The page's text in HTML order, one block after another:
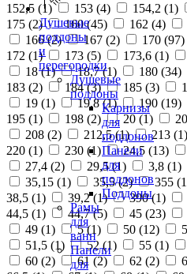
Душевые
поддоны
и
перегородки
Душевые
поддоны
Карнизы
для
поддонов
Панели
для
поддонов
Поддоны
Рамы
для
ванн
Панели
для
152,5 (1) 153 (4) 154,2 (1)
175 (2) 160 (45) 162 (4)
166 (2) 167 (2) 170 (97)
172 (1) 173 (5) 173,6 (1)
18 (1) 18,7 (1) 180 (34)
183 (2) 184 (3) 185 (3)
19 (1) 19,8 (1) 190 (19)
195 (1) 198 (2) 20 (1)
208 (2) 212,5 (1) 213 (1)
220 (1) 230 (1) 24,5 (13)
27,4 (2) 29,5 (1) 3,8 (1)
35,15 (1) 35,5 (2) 355 (1
38,5 (1) 39,2 (1) 390 (1)
44,5 (1) 44,7 (5) 45 (23)
49 (1) 5 (1) 50 (12)
51,5 (1) 52 (1) 55 (1)
60 (2) 61 (2) 62 (2)